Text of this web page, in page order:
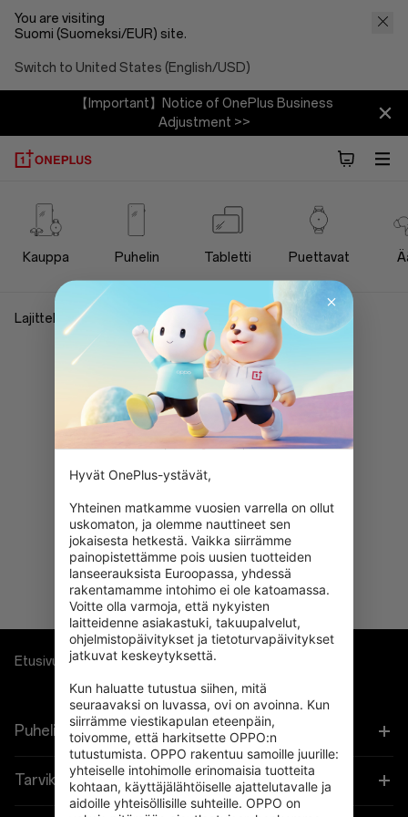
You are visiting
Suomi (Suomeksi/EUR) site.
Switch to United States (English/USD)
【Important】Notice of OnePlus Business
Adjustment >>
OnePlus
Bundles
Store
Kauppa Puhelin Tabletti Puettavat
Lajittele ja suodata
Oho! Mitään ei löytynyt.
Yritä hakea eri suodattimilla.
Etusivu Bundles
Puhelimet
OnePlus 15
Tarvikkeet
Hyvät OnePlus-ystävät,
Yhteinen matkamme vuosien varrella on ollut
uskomaton, ja olemme nauttineet sen
jokaisesta hetkestä. Vaikka siirrämme
painopistettämme pois uusien tuotteiden
lanseerauksista Euroopassa, yhdessä
rakentamamme intohimo ei ole katoamassa.
Voitte olla varmoja, että nykyisten
laitteidenne asiakastuki, takuupalvelut,
ohjelmistopäivitykset ja tietoturvapäivitykset
jatkuvat keskeytyksettä.
Kun haluatte tutustua siihen, mitä
seuraavaksi on luvassa, ovi on avoinna. Kun
siirrämme viestikapulan eteenpäin,
toivomme, että harkitsette OPPO:n
tutustumista. OPPO rakentuu samoille juurille:
yhteiselle intohimolle erinomaisia tuotteita
kohtaan, käyttäjälähtöiselle ajattelutavalle ja
aidoille yhteisöllisille suhteille. OPPO on